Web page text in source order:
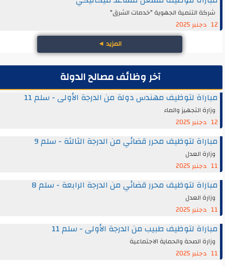
شركة التنمية الجهوية "خدمات الشرق"
12 دجنبر 2025
المزيد◄
آخر وظائف مصالح الدولة
مباراة لتوظيف مهندس دولة من الدرجة الأولى - سلم 11
وزارة التجهيز والماء
12 دجنبر 2025
مباراة لتوظيف محرر قضائي من الدرجة الثالثة - سلم 9
وزارة العدل
11 دجنبر 2025
مباراة لتوظيف محرر قضائي من الدرجة الرابعة - سلم 8
وزارة العدل
11 دجنبر 2025
مباراة لتوظيف طبيب من الدرجة الأولى - سلم 11
وزارة الصحة والحماية الاجتماعية
11 دجنبر 2025